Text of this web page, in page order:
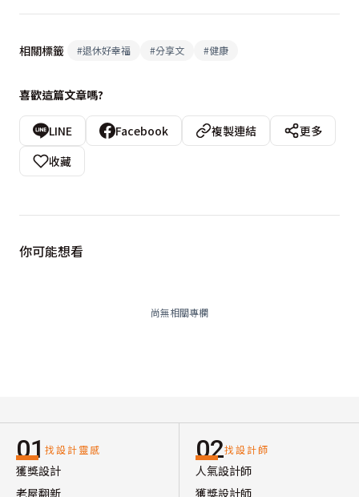
相關標籤 #退休好幸福 #分享文 #健康
喜歡這篇文章嗎?
LINE Facebook 複製連結
更多
收藏
你可能想看
尚無相關專欄
01 找設計靈感
獲獎設計
老屋翻新
02找設計師
人氣設計師
獲獎設計師